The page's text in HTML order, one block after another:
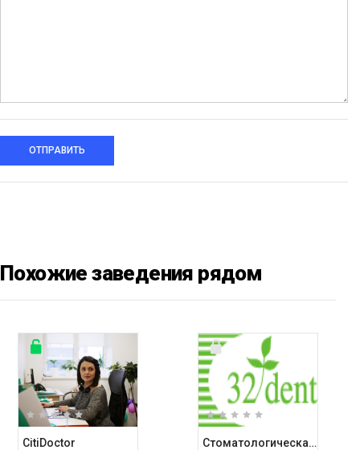
ОТПРАВИТЬ
Похожие заведения рядом
CitiDoctor Стоматологическая клиника 32 Dent